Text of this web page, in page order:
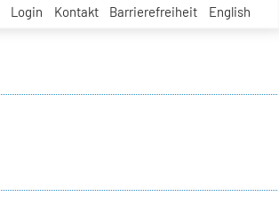
Login Kontakt Barrierefreiheit English